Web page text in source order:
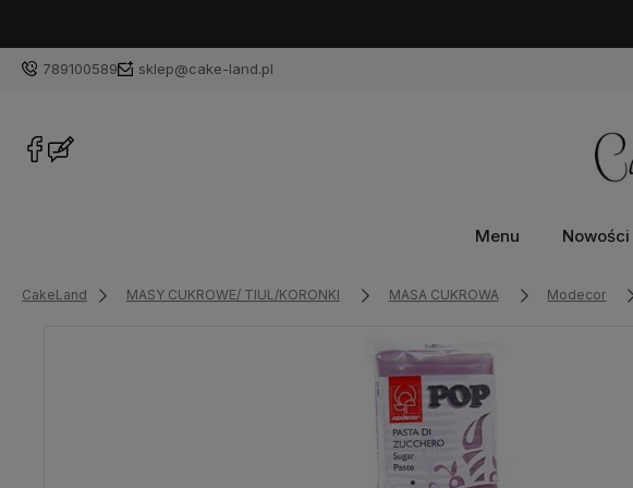
789100589 sklep@cake-land.pl
Menu Nowości
CakeLand MASY CUKROWE/ TIUL/KORONKI MASA CUKROWA Modecor